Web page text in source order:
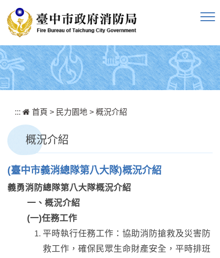
::: 首頁 > 民力園地 > 概況介紹
概況介紹
(臺中市義消總隊第八大隊)概況介紹
義勇消防總隊第八大隊概況介紹
一、概況介紹
(一)任務工作
平時執行任務工作：協助消防搶救及災害防
救工作，確保民眾生命財產安全，平時排班